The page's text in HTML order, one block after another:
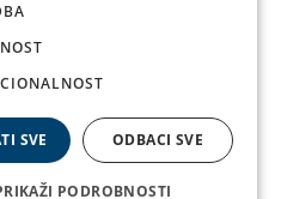
SVE ODBACI SVE
PODROBNOSTI